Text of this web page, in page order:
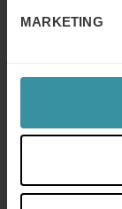
MARKETING